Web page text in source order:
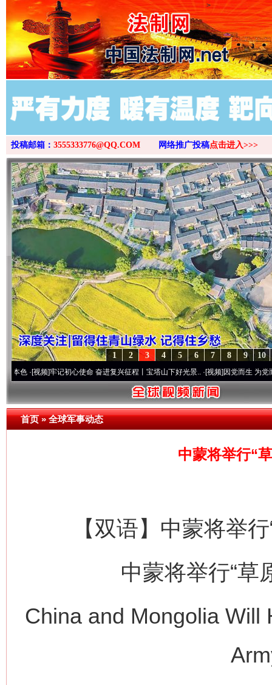
>
投稿邮箱： 3555333776@QQ.COM 网络推广投稿点击进入>>>
10
9
8
7
6
5
4
3
2
1
牢记初心使命 奋进复兴征程丨宝塔山下好光景..·[视频]因党而生 为党而战——百
首页»全球军事动态
中蒙将举行“
【双语】中蒙将举行“
中蒙将举行“草
China and Mongolia Will